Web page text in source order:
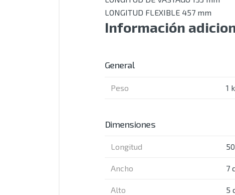
LONGITUD FLEXIBLE 457 mm
Información
General
Peso 1
Dimensiones
Longitud
Ancho 7
Alto 5